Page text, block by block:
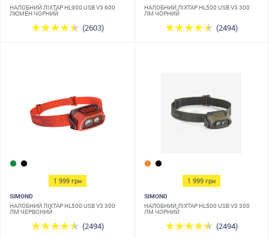
НАЛОБНИЙ ЛІХТАР HL900 USB V3 600
ЛЮМЕН ЧОРНИЙ
(2603)
НАЛОБНИЙ ЛІХТАР HL500 USB V3 300
ЛМ ЧОРНИЙ
(2494)
1 999 грн
SIMOND
НАЛОБНИЙ ЛІХТАР HL500 USB V3 300
ЛМ ЧЕРВОНИЙ
(2494)
1 999 грн
SIMOND
НАЛОБНИЙ ЛІХТАР HL500 USB V3 300
ЛМ ЧОРНИЙ
(2494)